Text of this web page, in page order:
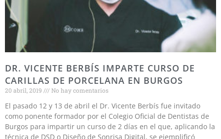
DR. VICENTE BERBÍS IMPARTE CURSO DE
CARILLAS DE PORCELANA EN BURGOS
20 abril, 2019 No hay comentarios
El pasado 12 y 13 de abril el Dr. Vicente Berbís fue invitado
como ponente formador por el Colegio Oficial de Dentistas de
Burgos para impartir un curso de 2 días en el que, aplicando la
técnica de DSD o Diseño de Sonrisa Digital, se ejemplificó